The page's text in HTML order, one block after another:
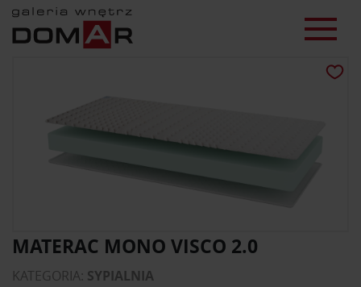
MATERAC MONO VISCO 2.0
KATEGORIA: SYPIALNIA